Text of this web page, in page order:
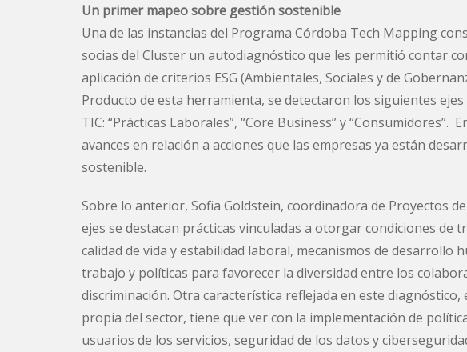
Un primer mapeo sobre gestión sostenible
Una de las instancias del Programa Córdoba Tech Mapping
socias del Cluster un autodiagnóstico que les permitió contar
aplicación de criterios ESG (Ambientales, Sociales y de
Producto de esta herramienta, se detectaron los siguientes
TIC: “Prácticas Laborales”, “Core Business” y “Consumidores”.
avances en relación a acciones que las empresas ya están
sostenible.
Sobre lo anterior, Sofia Goldstein, coordinadora de Proyectos
ejes se destacan prácticas vinculadas a otorgar condiciones de
calidad de vida y estabilidad laboral, mecanismos de desarrollo
trabajo y políticas para favorecer la diversidad entre los
discriminación. Otra característica reflejada en este diagnóstico,
propia del sector, tiene que ver con la implementación de
usuarios de los servicios, seguridad de los datos y